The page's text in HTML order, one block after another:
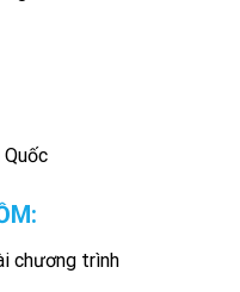
chương trình